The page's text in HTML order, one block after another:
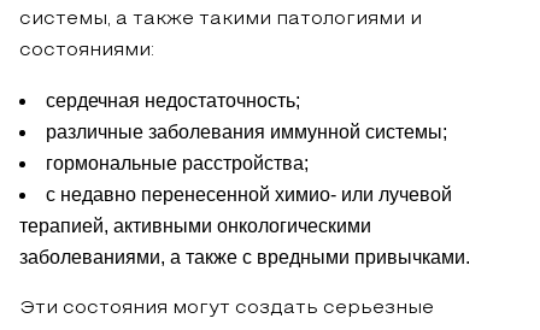
системы, а также такими патологиями и
состояниями:
сердечная недостаточность;
различные заболевания иммунной системы;
гормональные расстройства;
с недавно перенесенной химио- или лучевой
терапией, активными онкологическими
заболеваниями, а также с вредными привычками.
Эти состояния могут создать серьезные